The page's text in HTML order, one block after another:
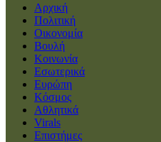
Αρχική
Πολιτική
Οικονομία
Βουλή
Κοινωνία
Εσωτερικά
Ευρώπη
Κόσμος
Αθλητικά
Virals
Επιστήμες